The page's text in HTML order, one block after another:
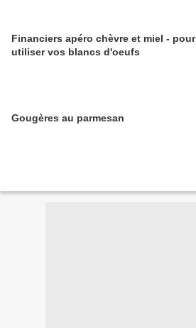
Financiers apéro chèvre et miel - pour
utiliser vos blancs d'oeufs
Gougères au parmesan